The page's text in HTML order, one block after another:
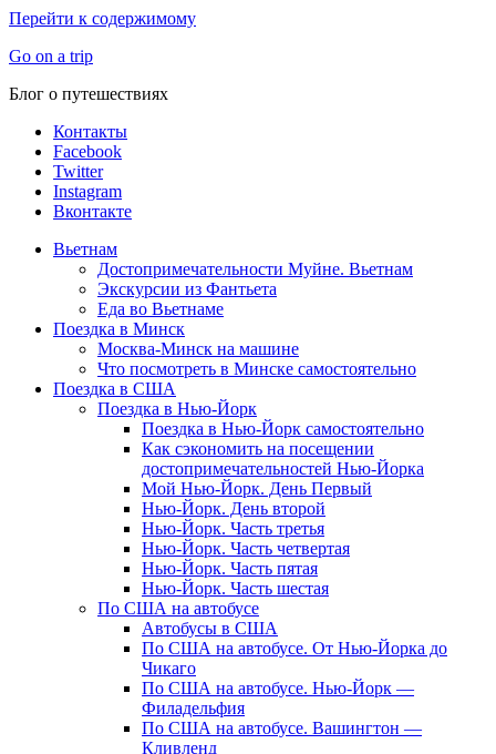
Перейти к содержимому
Go on a trip
Блог о путешествиях
Контакты
Facebook
Twitter
Instagram
Вконтакте
Вьетнам
Достопримечательности Муйне. Вьетнам
Экскурсии из Фантьета
Еда во Вьетнаме
Поездка в Минск
Москва-Минск на машине
Что посмотреть в Минске самостоятельно
Поездка в США
Поездка в Нью-Йорк
Поездка в Нью-Йорк самостоятельно
Как сэкономить на посещении
достопримечательностей Нью-Йорка
Мой Нью-Йорк. День Первый
Нью-Йорк. День второй
Нью-Йорк. Часть третья
Нью-Йорк. Часть четвертая
Нью-Йорк. Часть пятая
Нью-Йорк. Часть шестая
По США на автобусе
Автобусы в США
По США на автобусе. От Нью-Йорка до
Чикаго
По США на автобусе. Нью-Йорк —
Филадельфия
По США на автобусе. Вашингтон —
Кливленд